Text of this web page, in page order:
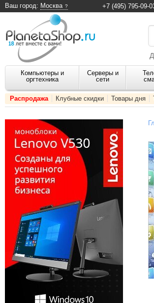
Ваш город: Москва +7 (495) 795-09-
Компьютеры и
оргтехника
Серверы и
сети
Распродажа Клубные скидки Товары дня